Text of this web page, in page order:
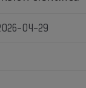
04-29